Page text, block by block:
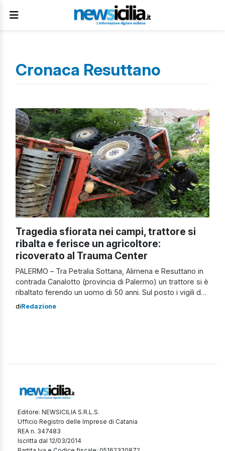
Cronaca Resuttano
Tragedia sfiorata nei campi, trattore si
ribalta e ferisce un agricoltore:
ricoverato al Trauma Center
PALERMO – Tra Petralia Sottana, Alimena e Resuttano in
contrada Canalotto (provincia di Palermo) un trattore si è
ribaltato ferendo un uomo di 50 anni. Sul posto i vigili del
fuoco, per mettere in sicurezza l’area e aiutare l’uomo.
diRedazione
Editore: NEWSICILIA S.R.L.S.
Ufficio Registro delle Imprese di Catania
REA n. 347483
Iscritta dal 12/03/2014